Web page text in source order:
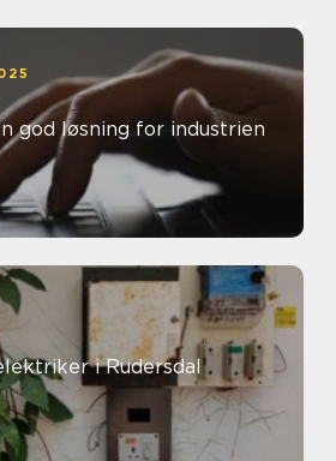
god løsning for industrien
i Rudersdal